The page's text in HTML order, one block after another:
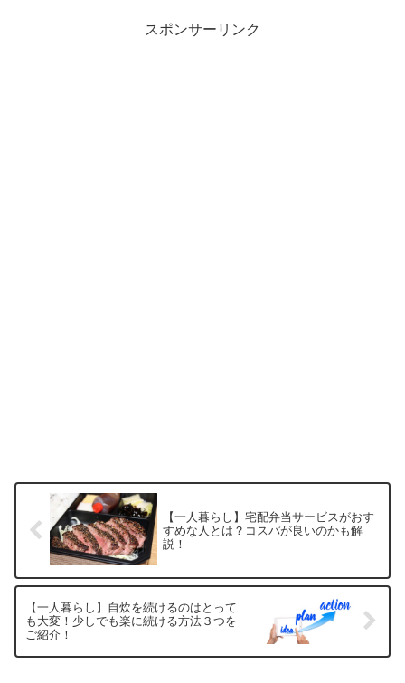
スポンサーリンク
【一人暮らし】宅配弁当サービスがおす
すめな人とは？コスパが良いのかも解
説！
【一人暮らし】自炊を続けるのはとって
も大変！少しでも楽に続ける方法３つを
ご紹介！